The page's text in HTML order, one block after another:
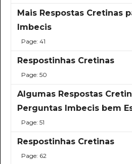
Mais Respostas Cretinas
Imbecis
Page: 41
Respostinhas Cretinas
Page: 50
Algumas Respostas
Perguntas Imbecis bem
Page: 51
Respostinhas Cretinas
Page: 62